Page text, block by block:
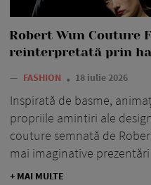
Robert Wun Couture
reinterpretată prin
— FASHION 18 iulie 2026
Inspirată de basme,
propriile amintiri ale
couture semnată de
mai imaginative
+ MAI MULTE